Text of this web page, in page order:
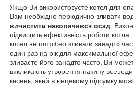
Якщо Ви використовуєте котел для
Вам необхідно періодично зливати
вичистити накопичився осад .
підвищить ефективність роботи
котел не потрібно зливати занадто
один раз на рік для максимальної
зливаєте його занадто часто, Ви
викликають утворення накипу
кисень, який в кінцевому підсумку